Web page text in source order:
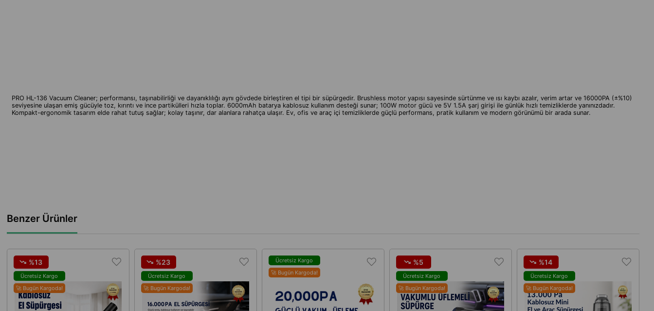
PRO HL-136 Vacuum Cleaner; performansı, taşınabilirliği ve dayanıklılığı aynı gövdede birleştiren el tipi bir süpürgedir. Brushless motor yapısı sayesinde sürtünme ve ısı kaybı azalır, verim artar ve 16000PA (±%10)
seviyesine ulaşan emiş gücüyle toz, kırıntı ve ince partikülleri hızla toplar. 6000mAh batarya kablosuz kullanım desteği sunar; 100W motor gücü ve 5V 1.5A şarj girişi ile günlük hızlı temizliklerde yanınızdadır.
Kompakt-ergonomik tasarım elde rahat tutuş sağlar; kolay taşınır, dar alanlara rahatça ulaşır. Ev, ofis ve araç içi temizliklerde güçlü performans, pratik kullanım ve modern görünümü bir arada sunar.
Benzer Ürünler
%13
Ücretsiz Kargo
🚀 Bugün Kargoda!
%23
Ücretsiz Kargo
🚀 Bugün Kargoda!
Ücretsiz Kargo
🚀 Bugün Kargoda!
%5
Ücretsiz Kargo
🚀 Bugün Kargoda!
%14
Ücretsiz Kargo
🚀 Bugün Kargoda!